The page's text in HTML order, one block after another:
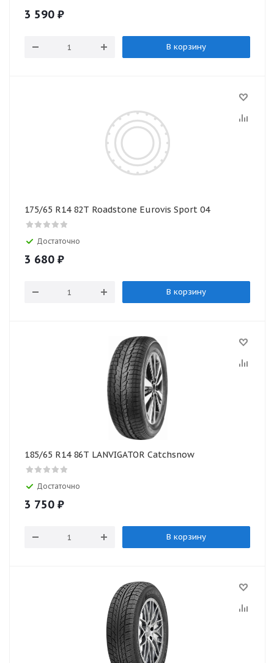
3 590 ₽
В корзину
175/65 R14 82T Roadstone Eurovis Sport 04
Достаточно
3 680 ₽
В корзину
185/65 R14 86T LANVIGATOR Catchsnow
Достаточно
3 750 ₽
В корзину